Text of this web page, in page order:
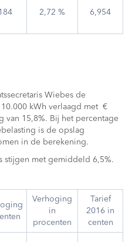
2,72 % 6,954
Wiebes de
kWh verlaagd met €
van 15,8%. Bij het percentage
is de opslag
in de berekening.
stijgen met gemiddeld 6,5%.
Verhoging
in
procenten
Tarief
2016 in
centen